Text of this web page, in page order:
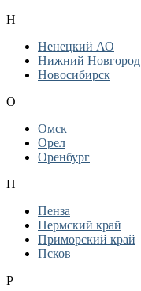
Н
Ненецкий АО
Нижний Новгород
Новосибирск
О
Омск
Орел
Оренбург
П
Пенза
Пермский край
Приморский край
Псков
Р